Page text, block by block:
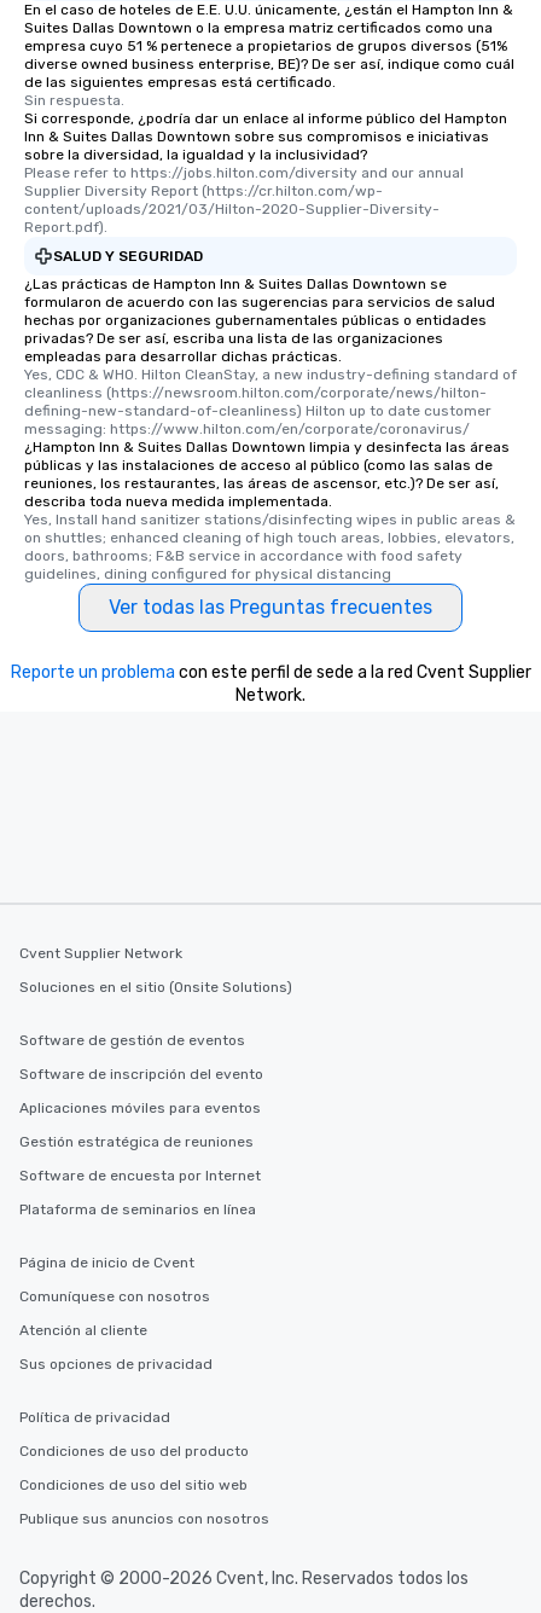
are special, from the
last. It’s an
will reminisce about
One of the best
convenient and
walking distance of
networking
heading to the next
itinerary. You Get a Dinner and a Show
Our tours offer an
entertainment. All
knowledgeable,
who leads the group
offering engaging
fascinating stories.
interactive
along the way
ensuring there is
Different Types of
experiences offer the
convenient outing,
delight any palate. Tours Available
En el caso de hoteles de E.E. U.U. únicamente, ¿están el Hampton Inn &
Suites Dallas Downtown o la empresa matriz certificados como una
empresa cuyo 51 % pertenece a propietarios de grupos diversos (51%
diverse owned business enterprise, BE)? De ser así, indique como cuál
de las siguientes empresas está certificado.
Sin respuesta.
Si corresponde, ¿podría dar un enlace al informe público del Hampton
Inn & Suites Dallas Downtown sobre sus compromisos e iniciativas
sobre la diversidad, la igualdad y la inclusividad?
Please refer to https://jobs.hilton.com/diversity and our annual
Supplier Diversity Report (https://cr.hilton.com/wp-
content/uploads/2021/03/Hilton-2020-Supplier-Diversity-
Report.pdf).
SALUD Y SEGURIDAD
¿Las prácticas de Hampton Inn & Suites Dallas Downtown se
formularon de acuerdo con las sugerencias para servicios de salud
hechas por organizaciones gubernamentales públicas o entidades
privadas? De ser así, escriba una lista de las organizaciones
empleadas para desarrollar dichas prácticas.
Yes, CDC & WHO. Hilton CleanStay, a new industry-defining standard of
cleanliness (https://newsroom.hilton.com/corporate/news/hilton-
defining-new-standard-of-cleanliness) Hilton up to date customer
messaging: https://www.hilton.com/en/corporate/coronavirus/
¿Hampton Inn & Suites Dallas Downtown limpia y desinfecta las áreas
públicas y las instalaciones de acceso al público (como las salas de
reuniones, los restaurantes, las áreas de ascensor, etc.)? De ser así,
describa toda nueva medida implementada.
Yes, Install hand sanitizer stations/disinfecting wipes in public areas &
on shuttles; enhanced cleaning of high touch areas, lobbies, elevators,
doors, bathrooms; F&B service in accordance with food safety
guidelines, dining configured for physical distancing
Ver todas las Preguntas frecuentes
Reporte un problema con este perfil de sede a la red Cvent Supplier
Network.
Cvent Supplier Network
Soluciones en el sitio (Onsite Solutions)
Software de gestión de eventos
Software de inscripción del evento
Aplicaciones móviles para eventos
Gestión estratégica de reuniones
Software de encuesta por Internet
Plataforma de seminarios en línea
Página de inicio de Cvent
Comuníquese con nosotros
Atención al cliente
Sus opciones de privacidad
Política de privacidad
Condiciones de uso del producto
Condiciones de uso del sitio web
Publique sus anuncios con nosotros
Copyright © 2000-2026 Cvent, Inc. Reservados todos los
derechos.